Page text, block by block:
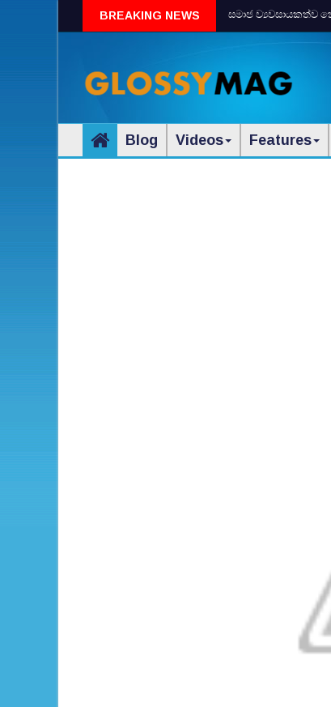
BREAKING NEWS සමාජ ව්‍යවසායකත්ව
Blog Videos Features